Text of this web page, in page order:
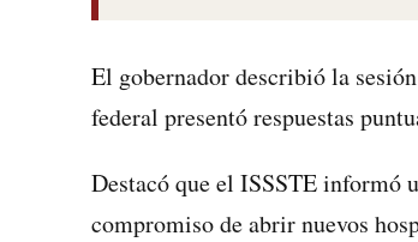
El gobernador describió la
federal presentó respuestas
Destacó que el ISSSTE informó
compromiso de abrir nuevos